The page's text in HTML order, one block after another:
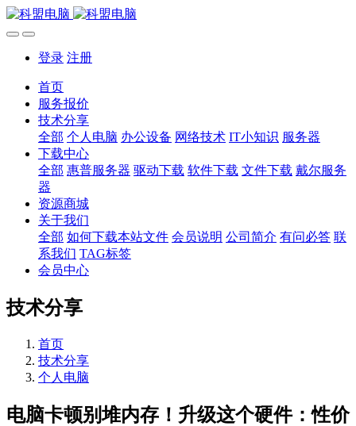
登录 注册
首页
服务报价
技术分享
全部 个人电脑 办公设备 网络技术 IT小知识 服务器
下载中心
全部 惠普服务器 驱动下载 软件下载 文件下载 戴尔服务
器
资源商城
关于我们
全部 如何下载本站文件 会员说明 公司简介 有问必答 联
系我们 TAG标签
会员中心
技术分享
首页
技术分享
个人电脑
电脑卡顿别堆内存！升级这个硬件：性价